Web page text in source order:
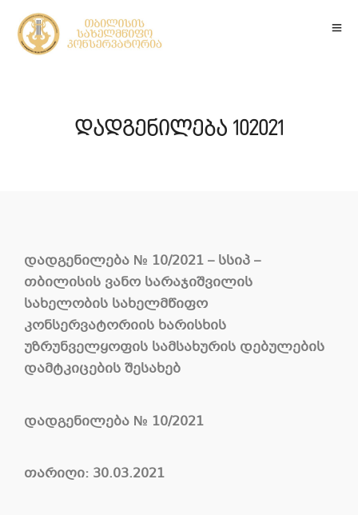
დადგენილება 102021
დადგენილება № 10/2021 – სსიპ –
თბილისის ვანო სარაჯიშვილის
სახელობის სახელმწიფო
კონსერვატორიის ხარისხის
უზრუნველყოფის სამსახურის დებულების
დამტკიცების შესახებ
დადგენილება № 10/2021
თარიღი: 30.03.2021